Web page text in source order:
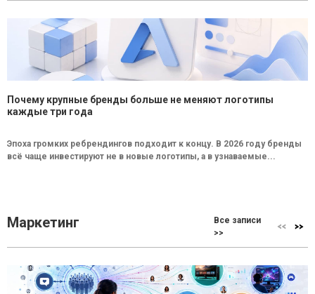
Почему крупные бренды больше не меняют логотипы
каждые три года
Эпоха громких ребрендингов подходит к концу. В 2026 году бренды
всё чаще инвестируют не в новые логотипы, а в узнаваемые...
Маркетинг
Все записи
>>